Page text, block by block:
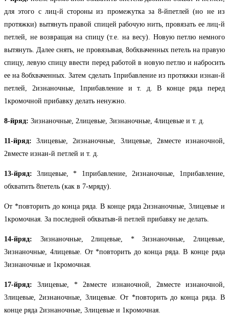
для этого с лиц-й стороны из промежутка за 8-йпетлей (но не из
протяжки) вытянуть правой спицей рабочую нить, провязать ее лиц-й
петлей, не возвращая на спицу (т.е. на весу). Новую петлю немного
вытянуть. Далее снять, не провязывая, 8обхваченных петель на правую
спицу, левую спицу ввести перед работой в новую петлю и набросить
ее на 8обхваченных. Затем сделать 1прибавление из протяжки изнан-й
петлей, 2изнаночные, 1прибавление и т. д. В конце ряда перед
1кромочной прибавку делать ненужно.
8-йряд: 3изнаночные, 2лицевые, 3изнаночные, 4лицевые и т. д.
11-йряд: 3лицевые, 2изнаночные, 3лицевые, 2вместе изнаночной,
2вме­сте изнан-й петлей и т. д.
13-йряд: 3лицевые, * 1прибавление, 2изнаночные, 1прибавление,
обхватить 8петель (как в 7-мряду).
От *повторить до конца ряда. В конце ряда 2изнаночные, 3лицевые и
1кромочная. За последней обхватыв-й петлей прибавку не делать.
14-йряд: 3изнаночные, 2лицевые, * 3изнаночные, 2лицевые,
3изнаночные, 4лицевые. От *повторить до конца ряда. В конце ряда
3изнаночные и 1кромочная.
17-йряд: 3лицевые, * 2вместе изнаночной, 2вместе изнаночной,
3лицевые, 2изнаночные, 3лицевые. От *повторить до конца ряда. В
конце ряда 2изнаночные, 3лицевые и 1кромочная.